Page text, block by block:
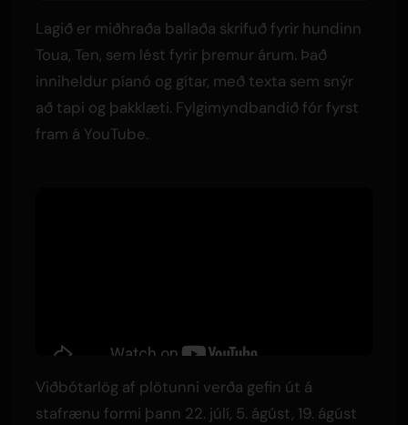
Lagið er miðhraða ballaða skrifuð fyrir hundinn
Toua, Ten, sem lést fyrir þremur árum. Það
inniheldur píanó og gítar, með texta sem snýr
að tapi og þakklæti. Fylgimyndbandið fór fyrst
fram á YouTube.
Viðbótarlög af plötunni verða gefin út á
stafrænu formi þann 22. júlí, 5. ágúst, 19. ágúst